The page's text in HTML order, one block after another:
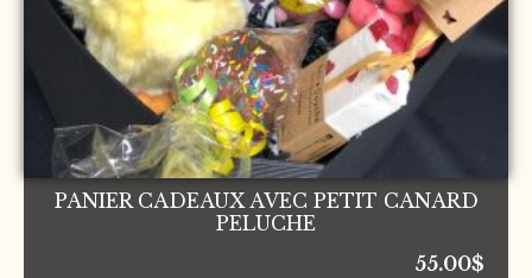
PANIER CADEAUX AVEC PETIT CANARD
PELUCHE
55.00$